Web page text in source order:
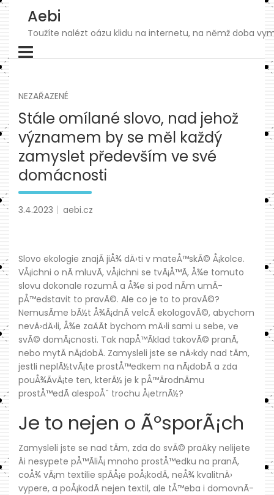
content
Aebi
Toužíte nalézt oázu klidu na internetu, na němž doba
NEZAŘAZENÉ
Stále omílané slovo, nad jehož
významem by se měl každý
zamyslet především ve své
domácnosti
3.4.2023 aebi.cz
Slovo ekologie znajÃ­ jiÅ¾ dÄ›ti v mateÅ™skÃ© Å¡kolce.
VÅ¡ichni o nÃ­ mluvÃ­, vÅ¡ichni se tvÃ¡Å™Ã­, Å¾e tomuto
slovu dokonale rozumÃ­ a Å¾e si pod nÃ­m umÃ­
pÅ™edstavit to pravÃ©. Ale co je to to pravÃ©?
NemusÃ­me bÃ½t Å¾Ã¡dnÃ­ velcÃ­ ekologovÃ©, abychom
nevÄ›dÄ›li, Å¾e zaÄÃ­t bychom mÄ›li sami u sebe, ve
svÃ© domÃ¡cnosti. Tak napÅ™Ã­klad takovÃ© pranÃ­,
nebo mytÃ­ nÃ¡dobÃ­. Zamysleli jste se nÄ›kdy nad tÃ­m,
jestli neplÃ½tvÃ¡te prostÅ™edkem na nÃ¡dobÃ­ a zda
pouÅ¾Ã­vÃ¡te ten, kterÃ½ je k pÅ™Ã­rodnÃ­mu
prostÅ™edÃ­ alespoÅˆ trochu Å¡etrnÃ½?
Je to nejen o ÃºsporÃ¡ch
Zamysleli jste se nad tÃ­m, zda do svÃ© praÄky nelijete
Äi nesypete pÅ™Ã­liÅ¡ mnoho prostÅ™edku na pranÃ­,
coÅ¾ vÃ¡m textilie spÃ­Å¡e poÅ¡kodÃ­, neÅ¾ kvalitnÄ›
vypere, a poÅ¡kodÃ­ nejen textil, ale tÅ™eba i domovnÃ­